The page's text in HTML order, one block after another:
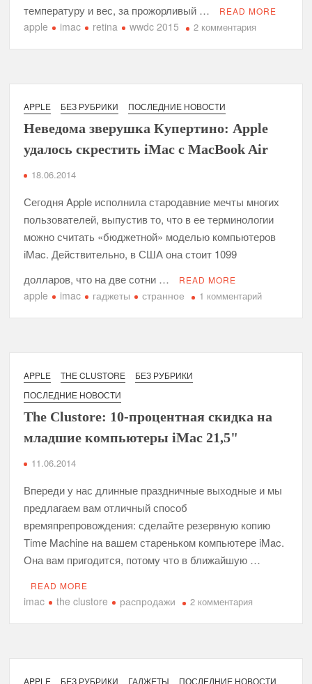
температуру и вес, за прожорливый …
READ MORE
apple imac retina wwdc 2015 2 комментария
iMac
дисплеем,
который
на
конференции
WWDC
APPLE БЕЗ РУБРИКИ ПОСЛЕДНИЕ НОВОСТИ
Неведома зверушка Купертино: Apple
удалось скрестить iMac с MacBook Air
18.06.2014
Сегодня Apple исполнила стародавние мечты многих
пользователей, выпустив то, что в ее терминологии
можно считать «бюджетной» моделью компьютеров
iMac. Действительно, в США она стоит 1099
долларов, что на две сотни …
READ MORE
apple imac гаджеты странное 1 комментарийк
Купертино:
iMac
APPLE THE CLUSTORE
БЕЗ РУБРИКИ
ПОСЛЕДНИЕ НОВОСТИ
The Clustore: 10-процентная скидка на
младшие компьютеры iMac 21,5"
11.06.2014
Впереди у нас длинные праздничные выходные и мы
предлагаем вам отличный способ
времяпрепровождения: сделайте резервную копию
Time Machine на вашем стареньком компьютере iMac.
Она вам пригодится, потому что в ближайшую …
READ MORE
imac the clustore распродажи 2 комментария
10-
процентная
APPLE БЕЗ РУБРИКИ ГАДЖЕТЫ ПОСЛЕДНИЕ НОВОСТИ